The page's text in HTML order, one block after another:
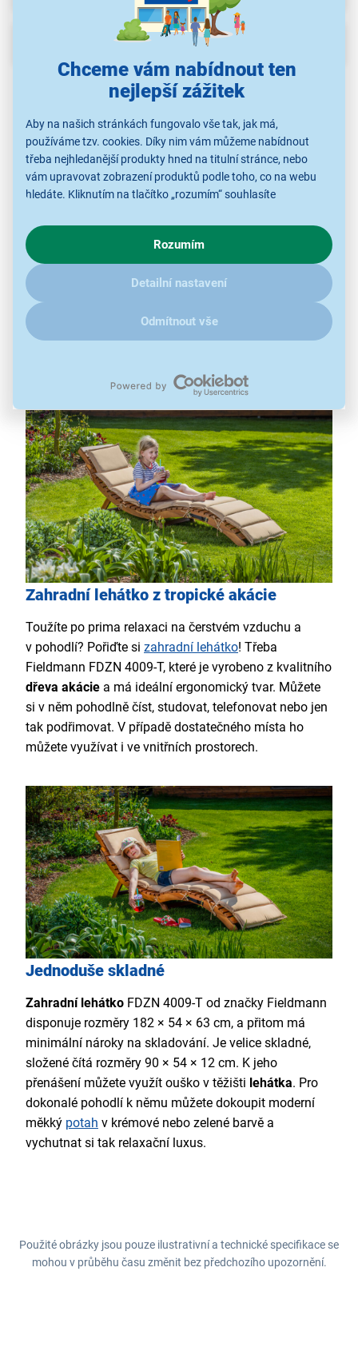
Chceme vám nabídnout ten
nejlepší zážitek
Aby na našich stránkách fungovalo vše tak, jak má,
používáme tzv. cookies. Díky nim vám můžeme nabídnout
třeba nejhledanější produkty hned na titulní stránce, nebo
vám upravovat zobrazení produktů podle toho, co na webu
hledáte. Kliknutím na tlačítko „rozumím“ souhlasíte
chování na webu pro zobrazení cílených reklam. Pokud vás
zajímají detaily, jak u nás s cookies a dalšími údaji pracujeme,
kliknětesem.
Rozumím
Detailní nastavení
Odmítnout vše
Popis
Lehátko Fieldmann FDZN 4009-T
venkovní i vnitřní použití
možnost dokoupení stylových potahů
Zahradní lehátko z tropické akácie
Toužíte po prima relaxaci na čerstvém vzduchu a
v pohodlí? Pořiďte si zahradní lehátko! Třeba
Fieldmann FDZN 4009-T, které je vyrobeno z kvalitního
dřeva akácie a má ideální ergonomický tvar. Můžete
si v něm pohodlně číst, studovat, telefonovat nebo jen
tak podřimovat. V případě dostatečného místa ho
můžete využívat i ve vnitřních prostorech.
Jednoduše skladné
Zahradní lehátko FDZN 4009-T od značky Fieldmann
disponuje rozměry 182 × 54 × 63 cm, a přitom má
minimální nároky na skladování. Je velice skladné,
složené čítá rozměry 90 × 54 × 12 cm. K jeho
přenášení můžete využít ouško v těžišti lehátka. Pro
dokonalé pohodlí k němu můžete dokoupit moderní
měkký potah v krémové nebo zelené barvě a
vychutnat si tak relaxační luxus.
Použité obrázky jsou pouze ilustrativní a technické specifikace se
mohou v průběhu času změnit bez předchozího upozornění.